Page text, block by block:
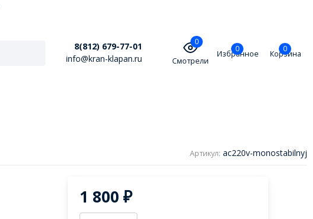
8(812) 679-77-01
info@kran-klapan.ru
0
Смотрели
0
Избранное
0
Корзина
Артикул: ac220v-monostabilnyj
1 800 ₽